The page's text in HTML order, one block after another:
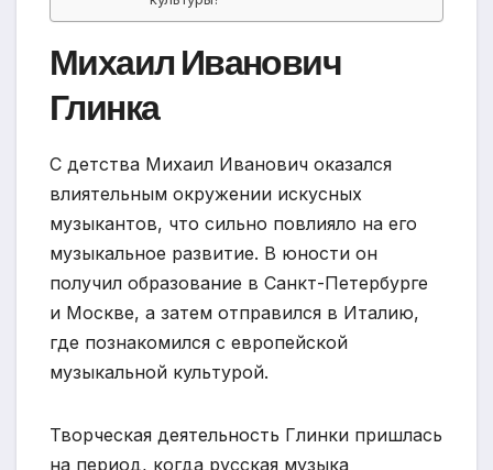
Михаил Иванович
Глинка
С детства Михаил Иванович оказался
влиятельным окружении искусных
музыкантов, что сильно повлияло на его
музыкальное развитие. В юности он
получил образование в Санкт-Петербурге
и Москве, а затем отправился в Италию,
где познакомился с европейской
музыкальной культурой.
Творческая деятельность Глинки пришлась
на период, когда русская музыка